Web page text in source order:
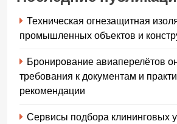
Техническая огнезащитная
промышленных объектов и
Бронирование авиаперелётов
требования к документам и
рекомендации
Сервисы подбора клининговых